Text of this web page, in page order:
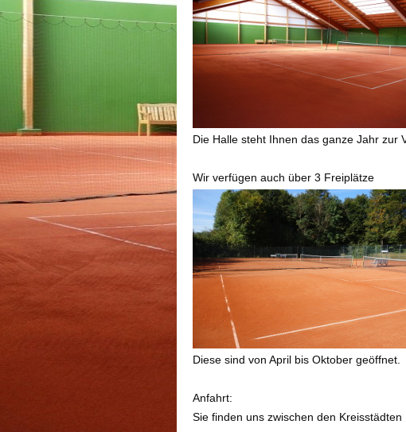
Die Halle steht Ihnen das ganze Jahr zur
Wir verfügen auch über 3 Freiplätze
Diese sind von April bis Oktober geöffnet.
Anfahrt:
Sie finden uns zwischen den